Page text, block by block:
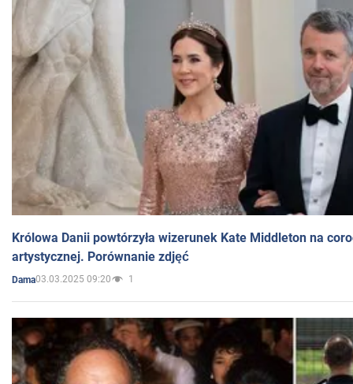
Królowa Danii powtórzyła wizerunek Kate Middleton na
artystycznej. Porównanie zdjęć
Dama03.03.2025 09:20 1